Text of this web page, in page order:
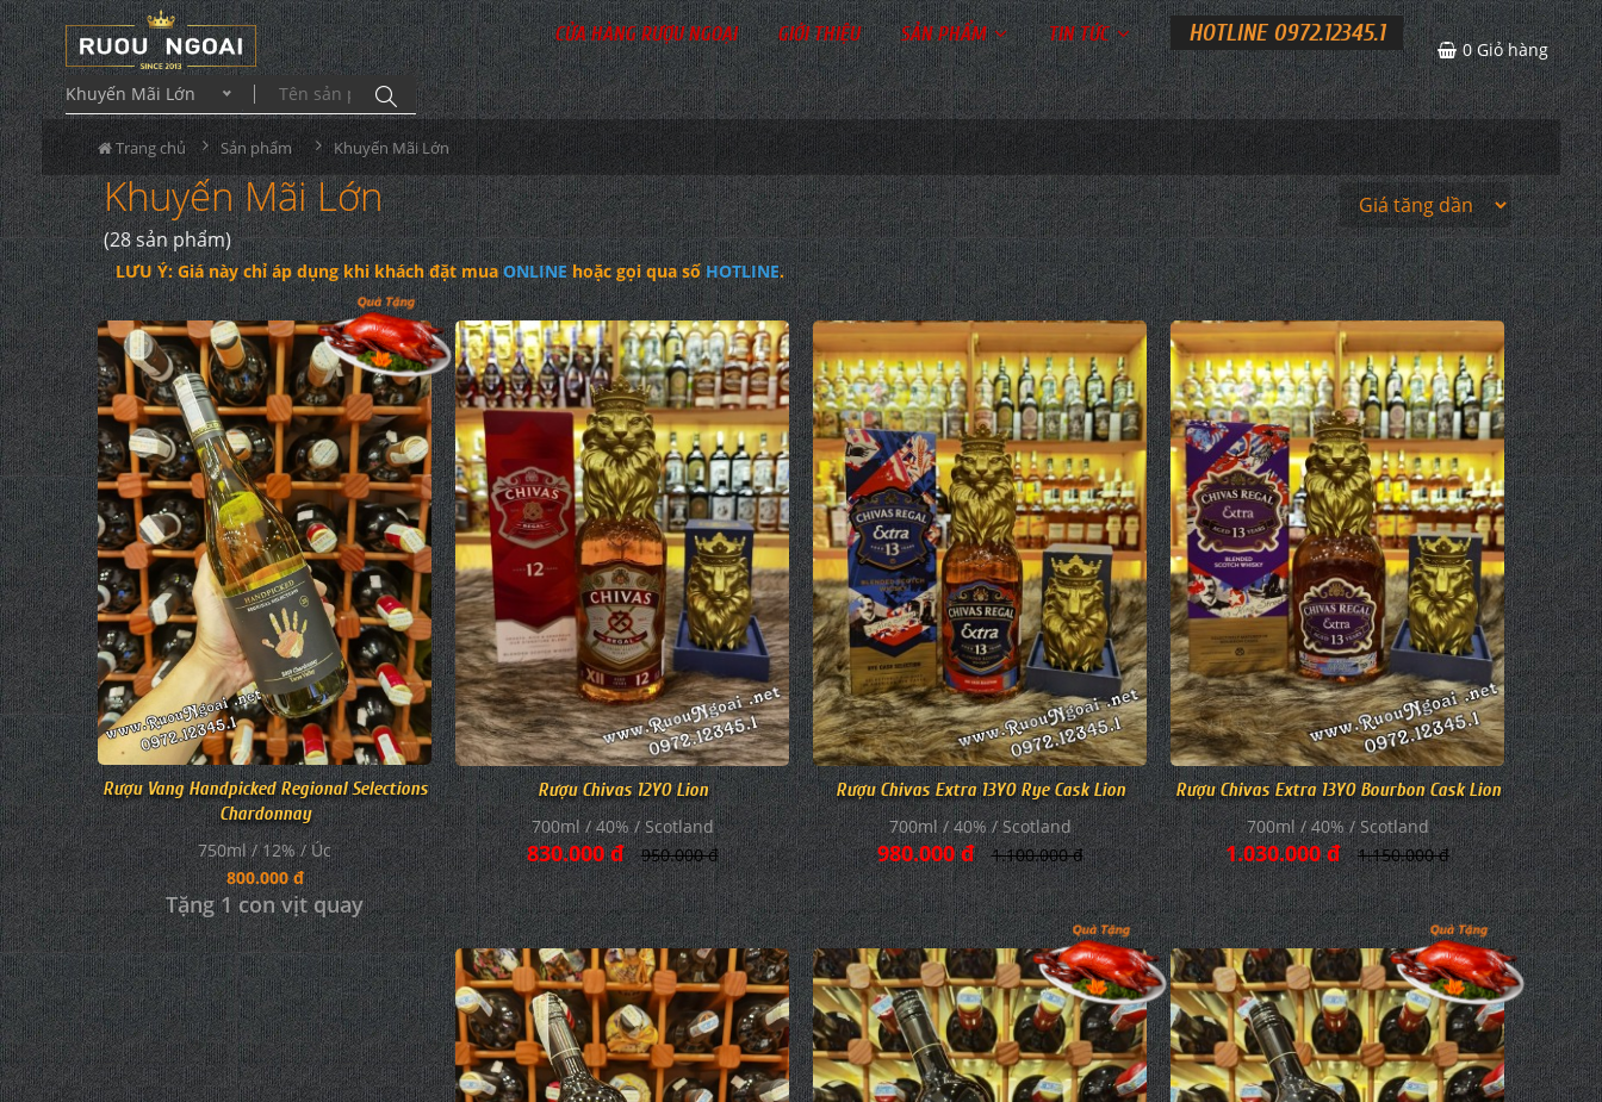
Khuyến Mãi Lớn
CỬA HÀNG RƯỢU NGOẠI GIỚI THIỆU SẢN PHẨM TIN TỨC HOTLINE 0972.12345.1
0 Giỏ hàng
Trang chủ Sản phẩm Khuyến Mãi Lớn
Khuyến Mãi Lớn
(28 sản phẩm)
LƯU Ý: Giá này chỉ áp dụng khi khách đặt muaONLINEhoặc gọi qua sốHOTLINE.
Rượu Vang Handpicked Regional Selections
Chardonnay
750ml / 12% / Úc
800.000 đ
Tặng 1 con vịt quay
Rượu Chivas 12YO Lion
700ml / 40% / Scotland
830.000 đ 950.000 đ
Rượu Chivas Extra 13YO Rye Cask Lion
700ml / 40% / Scotland
980.000 đ 1.100.000 đ
Rượu Chivas Extra 13YO Bourbon Cask Lion
700ml / 40% / Scotland
1.030.000 đ 1.150.000 đ